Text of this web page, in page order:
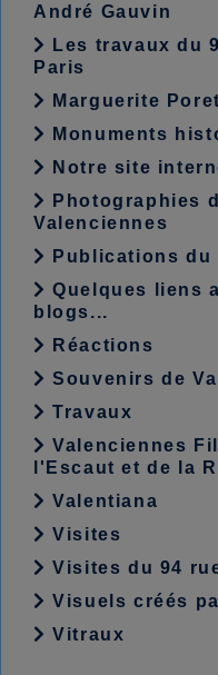
André Gauvin
Les travaux du
Paris
Marguerite
Monuments
Notre site
Photographies
Valenciennes
Publications du
Quelques liens
blogs...
Réactions
Souvenirs de
Travaux
Valenciennes
l'Escaut et de la
Valentiana
Visites
Visites du 94
Visuels créés
Vitraux